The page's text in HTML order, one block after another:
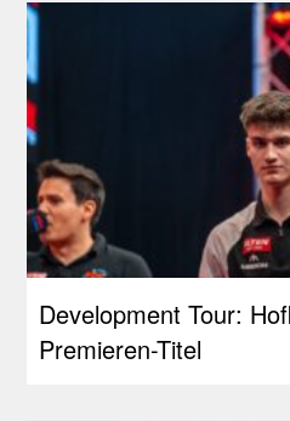
Development Tour:
Premieren-Titel